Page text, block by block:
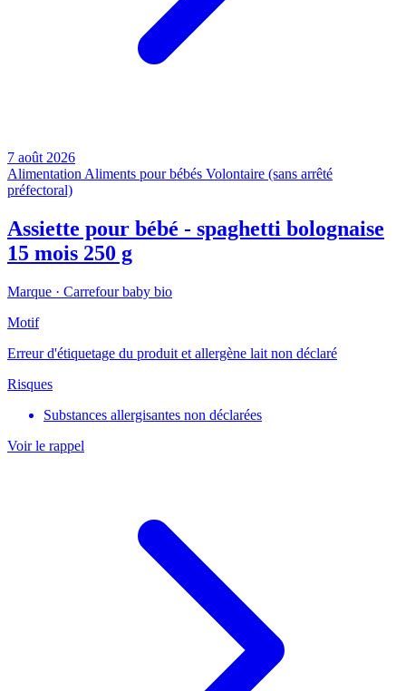
7 août 2026
Alimentation Aliments pour bébés Volontaire (sans arrêté
préfectoral)
Assiette pour bébé - spaghetti bolognaise
15 mois 250 g
Marque · Carrefour baby bio
Motif
Erreur d'étiquetage du produit et allergène lait non déclaré
Risques
Substances allergisantes non déclarées
Voir le rappel